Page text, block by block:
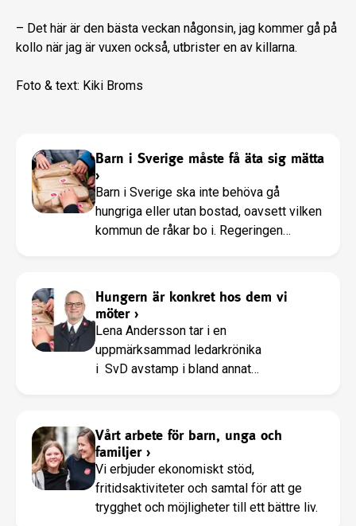
– Det här är den bästa veckan någonsin, jag kommer gå på
kollo när jag är vuxen också, utbrister en av killarna.
Foto & text: Kiki Broms
Barn i Sverige måste få äta sig mätta
›
Barn i Sverige ska inte behöva gå
hungriga eller utan bostad, oavsett vilken
kommun de råkar bo i. Regeringen
att laga maskor som lossat i samhällets
skyddsnät.
Hungern är konkret hos dem vi
möter›
Lena Andersson tar i en
uppmärksammad ledarkrönika
i SvD avstamp i bland annat
hunger är och att inget barn i Sverige idag
borde kunna vara fattigt. Med anledning
av detta har Frälsningsarmén inkommit
med en replik till SvD där vi lyfter fram
våra erfarenheter:
Vårt arbete för barn, unga och
familjer›
Vi erbjuder ekonomiskt stöd,
fritidsaktiviteter och samtal för att ge
trygghet och möjligheter till ett bättre liv.